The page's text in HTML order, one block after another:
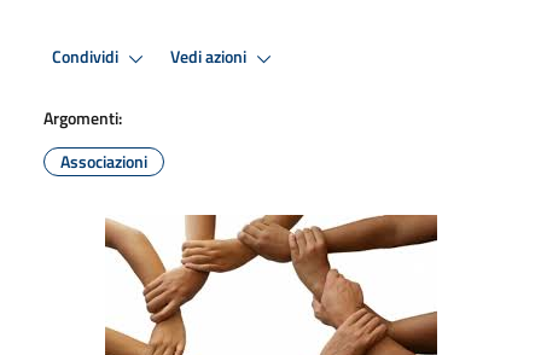
Condividi Vedi azioni
Argomenti:
Associazioni